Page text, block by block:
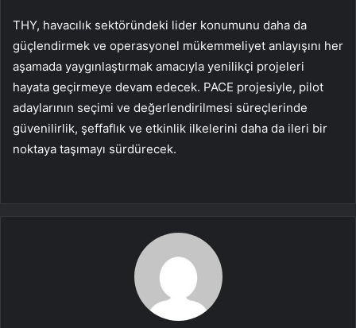
THY, havacılık sektöründeki lider konumunu daha da
güçlendirmek ve operasyonel mükemmeliyet anlayışını her
aşamada yaygınlaştırmak amacıyla yenilikçi projeleri
hayata geçirmeye devam edecek. PACE projesiyle, pilot
adaylarının seçimi ve değerlendirilmesi süreçlerinde
güvenilirlik, şeffaflık ve etkinlik ilkelerini daha da ileri bir
noktaya taşımayı sürdürecek.